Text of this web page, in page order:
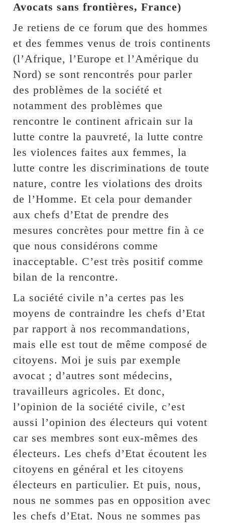
Avocats sans frontières, France)
Je retiens de ce forum que des hommes
et des femmes venus de trois continents
(l’Afrique, l’Europe et l’Amérique du
Nord) se sont rencontrés pour parler
des problèmes de la société et
notamment des problèmes que
rencontre le continent africain sur la
lutte contre la pauvreté, la lutte contre
les violences faites aux femmes, la
lutte contre les discriminations de toute
nature, contre les violations des droits
de l’Homme. Et cela pour demander
aux chefs d’Etat de prendre des
mesures concrètes pour mettre fin à ce
que nous considérons comme
inacceptable. C’est très positif comme
bilan de la rencontre.
La société civile n’a certes pas les
moyens de contraindre les chefs d’Etat
par rapport à nos recommandations,
mais elle est tout de même composé de
citoyens. Moi je suis par exemple
avocat ; d’autres sont médecins,
travailleurs agricoles. Et donc,
l’opinion de la société civile, c’est
aussi l’opinion des électeurs qui votent
car ses membres sont eux-mêmes des
électeurs. Les chefs d’Etat écoutent les
citoyens en général et les citoyens
électeurs en particulier. Et puis, nous,
nous ne sommes pas en opposition avec
les chefs d’Etat. Nous ne sommes pas